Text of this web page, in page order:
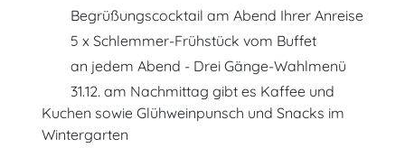
Begrüßungscocktail am Abend Ihrer Anreise
5 x Schlemmer-Frühstück vom Buffet
an jedem Abend - Drei Gänge-Wahlmenü
31.12. am Nachmittag gibt es Kaffee und
Kuchen sowie Glühweinpunsch und Snacks im
Wintergarten